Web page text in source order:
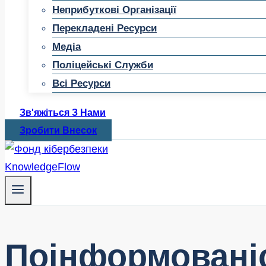
Неприбуткові Організації
Перекладені Ресурси
Медіа
Поліцейські Служби
Всі Ресурси
Зв'яжіться З Нами
Зробити Внесок